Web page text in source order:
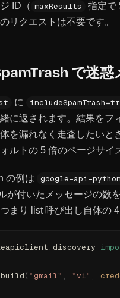
ID（ maxResults
指定で
リクエストは不要です。
で迷惑
に
に返されます。結果をフ
を漏れなく走査したいと
ルトの 5 倍のページサイ
の例は google-api-
が付いたメッセージの数
まり list 呼び出し自体の
. discovery
build( " gmail" , "v1" ,